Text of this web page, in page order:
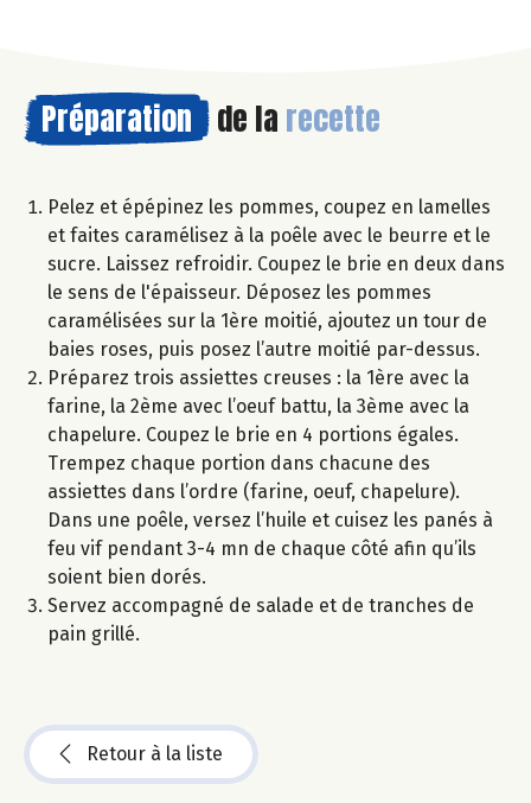
Préparation de la recette
Pelez et épépinez les pommes, coupez en lamelles
et faites caramélisez à la poêle avec le beurre et le
sucre. Laissez refroidir. Coupez le brie en deux dans
le sens de l'épaisseur. Déposez les pommes
caramélisées sur la 1ère moitié, ajoutez un tour de
baies roses, puis posez l’autre moitié par-dessus.
Préparez trois assiettes creuses : la 1ère avec la
farine, la 2ème avec l’oeuf battu, la 3ème avec la
chapelure. Coupez le brie en 4 portions égales.
Trempez chaque portion dans chacune des
assiettes dans l’ordre (farine, oeuf, chapelure).
Dans une poêle, versez l’huile et cuisez les panés à
feu vif pendant 3-4 mn de chaque côté afin qu’ils
soient bien dorés.
Servez accompagné de salade et de tranches de
pain grillé.
Retour à la liste